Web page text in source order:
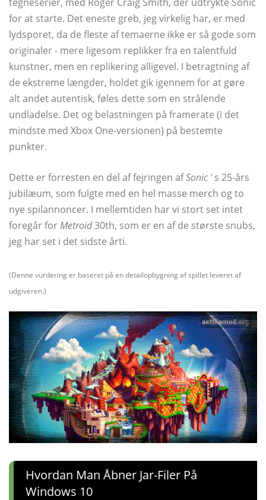
for at starte. Det eneste greb, jeg virkelig har, er med
lydsporet, da de fleste af temaerne ikke er så gode som
originaler - mere ligesom replikker fra en talentfuld
kunstner, men en replikering alligevel. I betragtning af
de ekstreme længder, holdet gik igennem for at gøre
alt andet autentisk, føles dette som en strålende
undladelse. Det og belastningen på framerate (i det
mindste med Xbox One-versionen) på bestemte
punkter.
Dette er forresten en del af fejringen afSonic 's 25-års
jubilæum, som fulgte med en hel masse merch og to
nye spilannoncer. I mellemtiden har vi stort set intet
foregår forMetroid30th, som er en af ​​de største snubs,
jeg har set i det sidste årti.
(Denne vurdering er baseret på en detailopbygning af spillet leveret af
udgiveren.)
Hvordan Man Åbner Jar-Filer På
Windows 10